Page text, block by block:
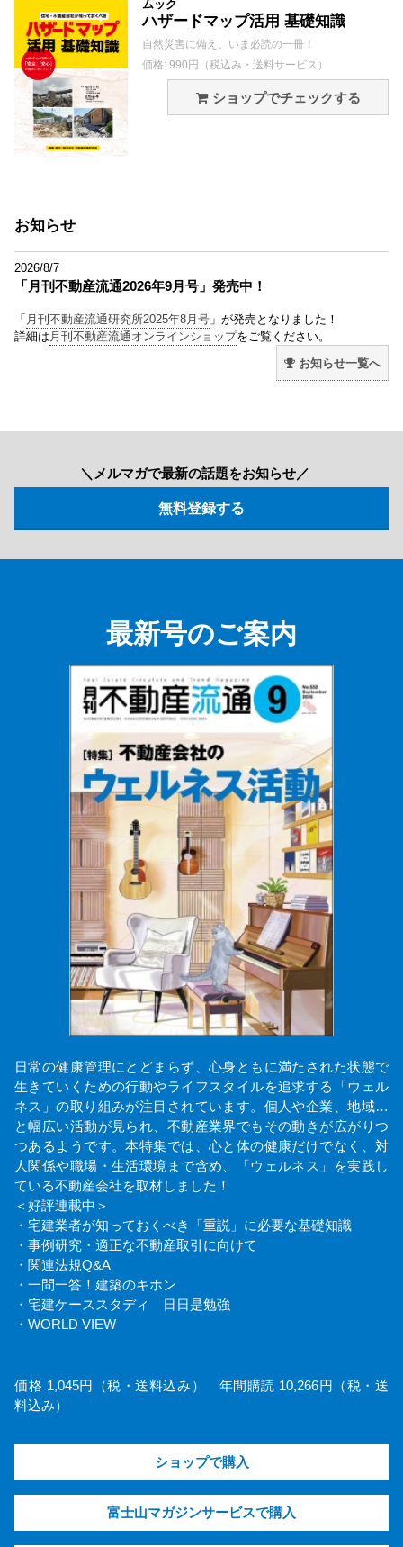
ムック
ハザードマップ活用 基礎知識
自然災害に備え、いま必読の一冊！
価格: 990円（税込み・送料サービス）
ショップでチェックする
お知らせ
2026/8/7
「月刊不動産流通2026年9月号」発売中！
「 月刊不動産流通研究所2025年8月号 」が発売となりました！
詳細は 月刊不動産流通オンラインショップをご覧ください。
お知らせ一覧へ
＼メルマガで最新の話題をお知らせ／
最新号のご案内
日常の健康管理にとどまらず、心身ともに満たされた状態で
生きていくための行動やライフスタイルを追求する「ウェル
ネス」の取り組みが注目されています。個人や企業、地域…
と幅広い活動が見られ、不動産業界でもその動きが広がりつ
つあるようです。本特集では、心と体の健康だけでなく、対
人関係や職場・生活環境まで含め、「ウェルネス」を実践し
ている不動産会社を取材しました！
＜好評連載中＞
・宅建業者が知っておくべき「重説」に必要な基礎知識
・事例研究・適正な不動産取引に向けて
・関連法規Q&A
・一問一答！建築のキホン
・宅建ケーススタディ 日日是勉強
・WORLD VIEW
価格 1,045円（税・送料込み） 年間購読 10,266円（税・送
料込み）
ショップで購入
富士山マガジンサービスで購入